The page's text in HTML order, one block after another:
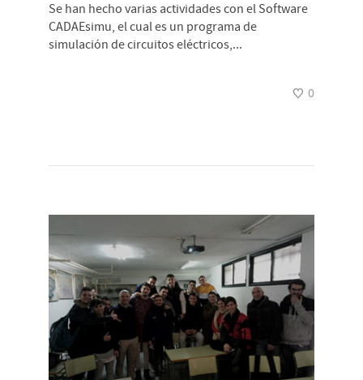
Se han hecho varias actividades con el Software
CADAEsimu, el cual es un programa de
simulación de circuitos eléctricos,...
0